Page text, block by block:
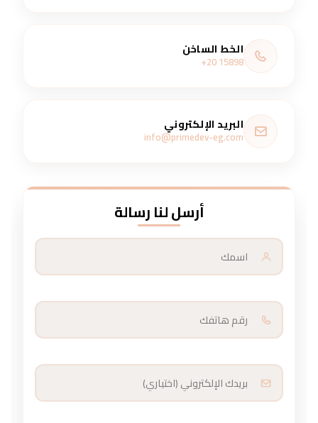
الخط الساخن
+20 15898
البريد الإلكتروني
info@primedev-eg.com
أرسل لنا رسالة